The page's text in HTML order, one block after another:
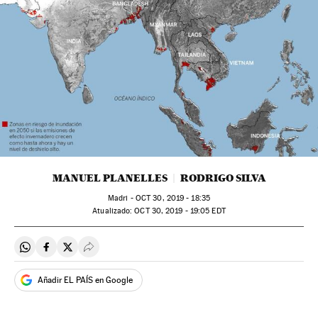
MANUEL PLANELLES RODRIGO SILVA
Madri - OCT30, 2019 - 18:35
atualizado: OCT30, 2019 - 19:05 EDT
Compartir en Whatsapp
Compartir en Facebook
Compartir en Twitter
Desplegar Redes Sociales
Añadir EL PAÍS en Google